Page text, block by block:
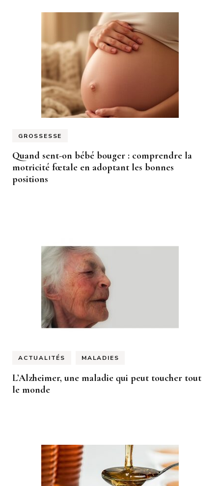
GROSSESSE
Quand sent-on bébé bouger : comprendre la
motricité fœtale en adoptant les bonnes
positions
ACTUALITÉS MALADIES
L’Alzheimer, une maladie qui peut toucher tout
le monde